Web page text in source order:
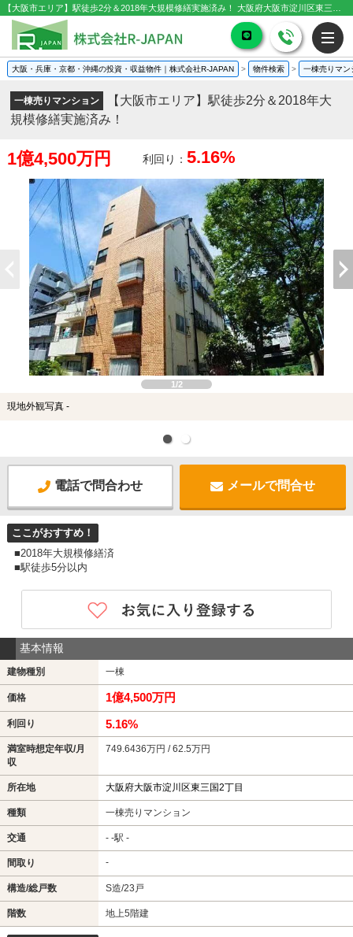
大阪・兵庫・京都・沖縄の投資・収益物件｜株式会社R-JAPAN > 物件検索 > 一棟売りマン
一棟売りマンション
【大阪市エリア】駅徒歩2分＆2018年大
規模修繕実施済み！
1億4,500万円 利回り： 5.16%
1/2
現地外観写真 -
電話で問合わせ メールで問合せ
ここがおすすめ！
■2018年大規模修繕済
■駅徒歩5分以内
基本情報
建物種別 一棟
価格 1億4,500万円
利回り 5.16%
満室時想定年収/月
収
749.6436万円 / 62.5万円
所在地 大阪府大阪市淀川区東三国2丁目
種類 一棟売りマンション
交通 - -駅 -
間取り -
構造/総戸数 S造/23戸
階数 地上5階建